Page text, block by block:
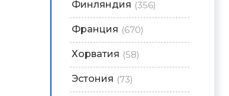
Финляндия (356)
Франция (670)
Хорватия (58)
Эстония (73)